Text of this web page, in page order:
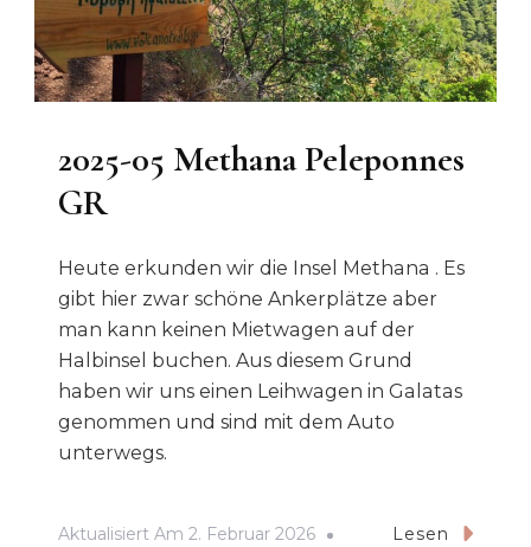
2025-05 Methana Peleponnes
GR
Heute erkunden wir die Insel Methana . Es
gibt hier zwar schöne Ankerplätze aber
man kann keinen Mietwagen auf der
Halbinsel buchen. Aus diesem Grund
haben wir uns einen Leihwagen in Galatas
genommen und sind mit dem Auto
unterwegs.
Aktualisiert Am 2. Februar 2026 Lesen